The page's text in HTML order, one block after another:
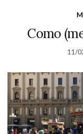
Como
11/